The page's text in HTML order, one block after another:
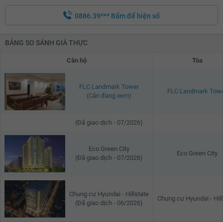
0886.39*** Bấm để hiện số
BẢNG SO SÁNH GIÁ THỰC
Căn hộ Tòa
FLC Landmark Tower
(Căn đang xem)
FLC Landmark
(Đã giao dịch - 07/2026)
Eco Green City
(Đã giao dịch - 07/2026)
Eco Green City
Chung cư Hyundai - Hillstate
(Đã giao dịch - 06/2026)
Chung cư Hyundai -